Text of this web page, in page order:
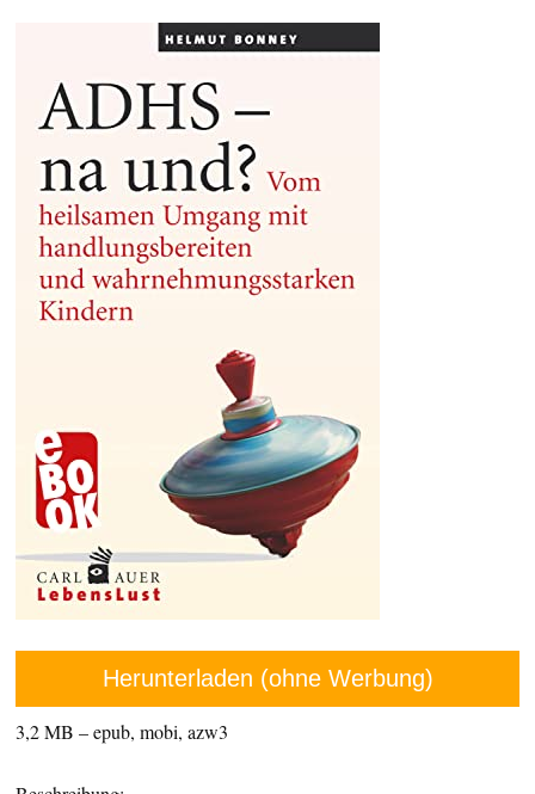
Herunterladen (ohne Werbung)
3,2 MB – epub, mobi, azw3